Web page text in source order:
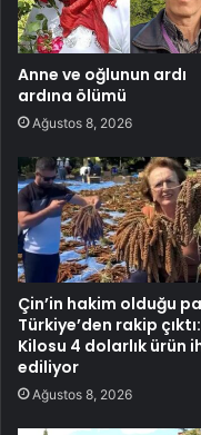
Anne ve oğlunun ardı
ardına ölümü
Ağustos 8, 2026
Çin’in hakim olduğu
Türkiye’den rakip çıktı:
Kilosu 4 dolarlık ürün
ediliyor
Ağustos 8, 2026